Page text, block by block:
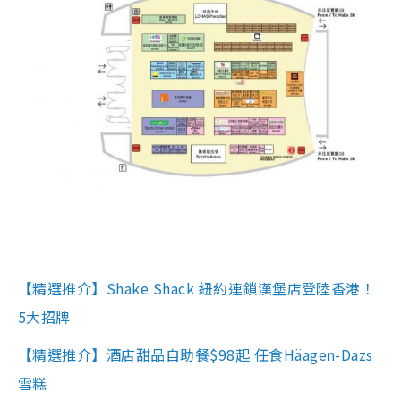
【精選推介】Shake Shack 紐約連鎖漢堡店登陸香港！
5大招牌
【精選推介】酒店甜品自助餐$98起 任食Häagen-Dazs
雪糕